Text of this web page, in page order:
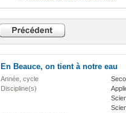
En Beauce, on tient à notre eau
Année, cycle
Discipline(s)